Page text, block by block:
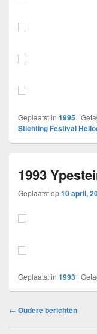
Geplaatst in 1995 |
Stichting Festival
1993
Geplaatst op10 april,
Geplaatst in 1993 |
Bericht
← Oudere berichten